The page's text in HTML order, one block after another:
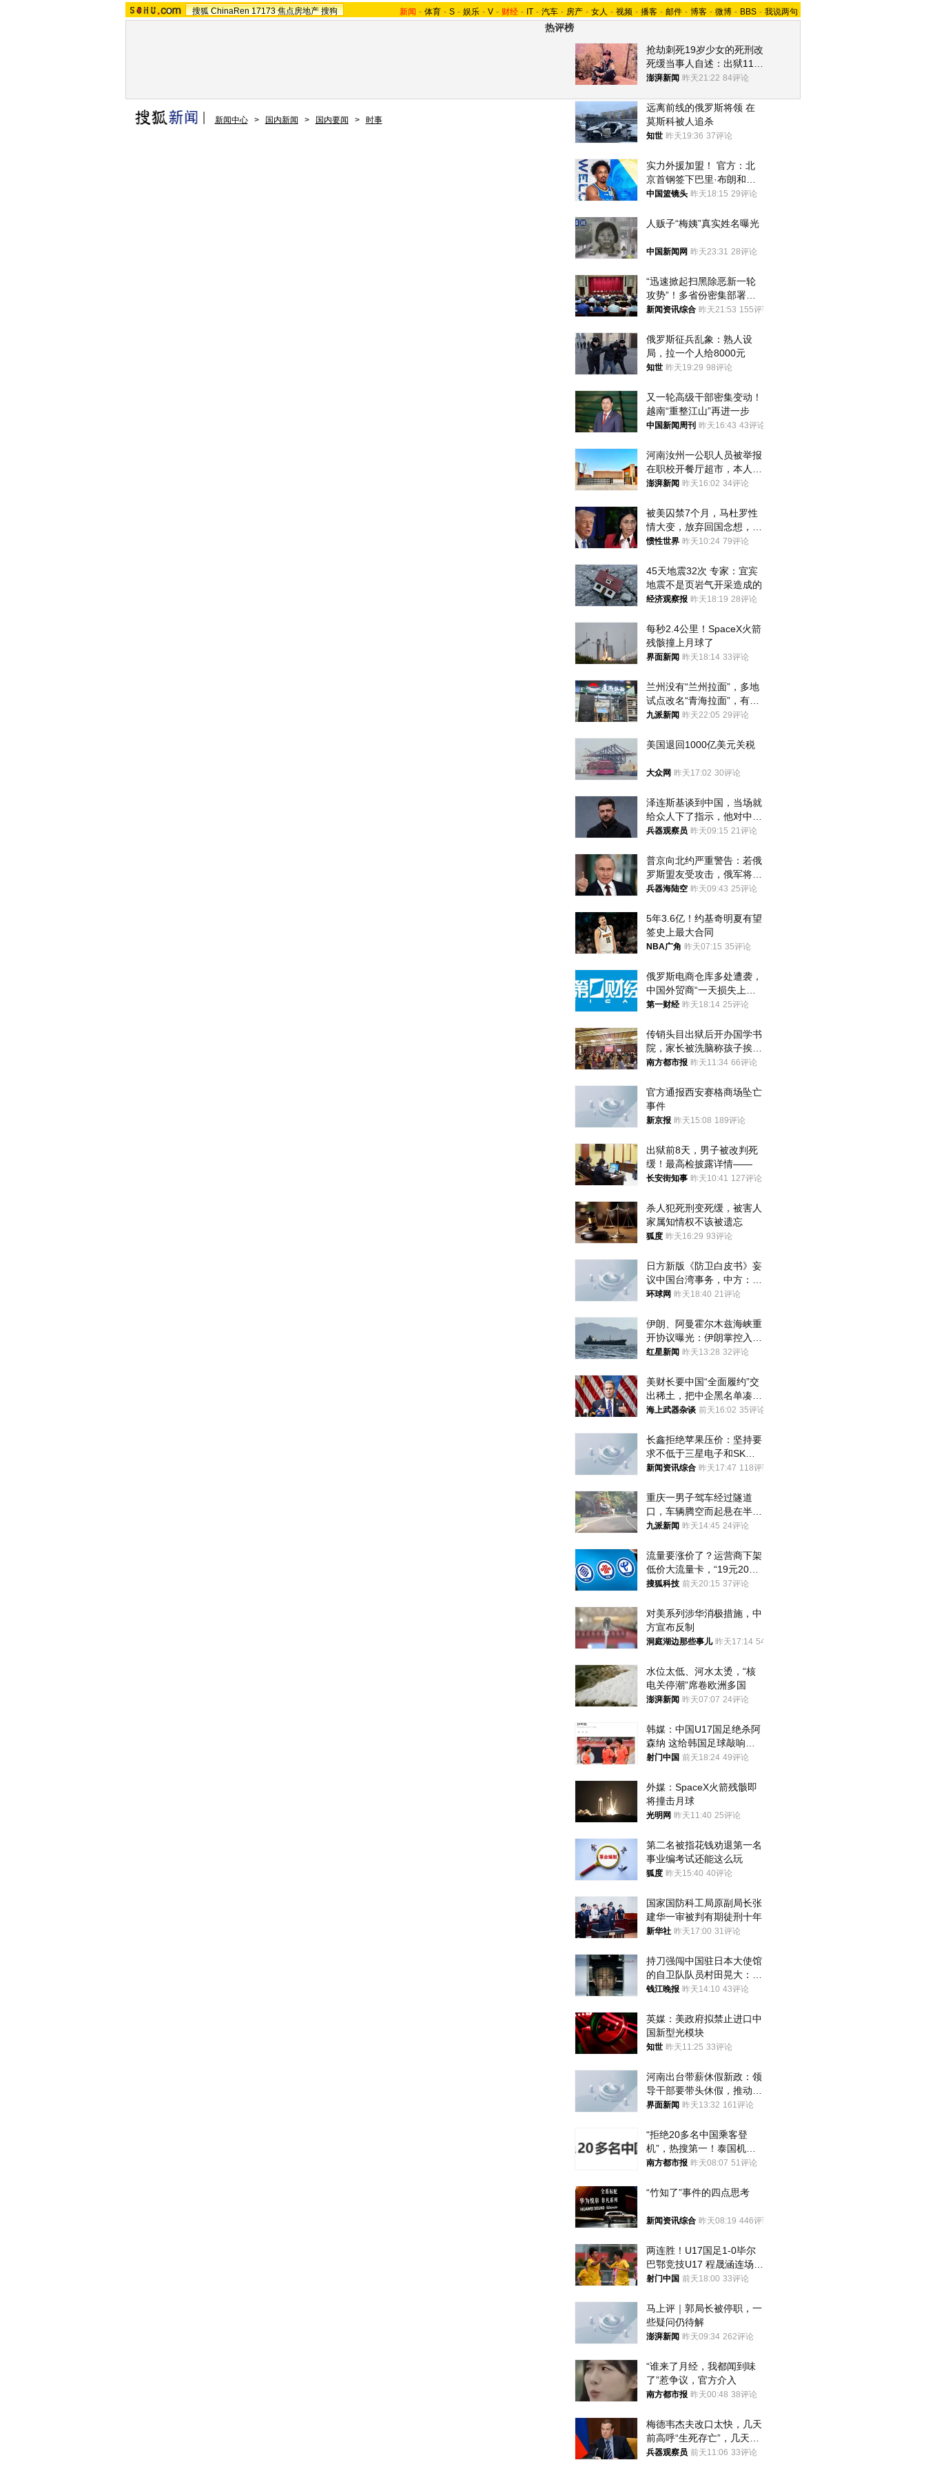
搜狐 ChinaRen 17173 焦点房地产 搜狗 新闻 - 体育 - S - 娱乐 - V - 财经 - IT - 汽车 - 房产 - 女人 - 视频 - 播客 - 邮件 - 博客 - 微博 - BBS - 我说两句
热评榜
抢劫刺死19岁少女的死刑改
死缓当事人自述：出狱11年
间始终刻意躲避被害人家属
澎湃新闻 昨天21:22 84评论
远离前线的俄罗斯将领 在
莫斯科被人追杀
知世 昨天19:36 37评论
实力外援加盟！ 官方：北
京首钢签下巴里·布朗和桑
普森
中国篮镜头 昨天18:15 29评论
人贩子“梅姨”真实姓名曝光
中国新闻网 昨天23:31 28评论
“迅速掀起扫黑除恶新一轮
攻势”！多省份密集部署，
公布举报方式
新闻资讯综合 昨天21:53 155评论
俄罗斯征兵乱象：熟人设
局，拉一个人给8000元
知世 昨天19:29 98评论
又一轮高级干部密集变动！
越南“重整江山”再进一步
中国新闻周刊 昨天16:43 43评论
河南汝州一公职人员被举报
在职校开餐厅超市，本人回
应称“是给别人帮忙”
澎湃新闻 昨天16:02 34评论
被美囚禁7个月，马杜罗性
情大变，放弃回国念想，最
后嘱托已公开
惯性世界 昨天10:24 79评论
45天地震32次 专家：宜宾
地震不是页岩气开采造成的
经济观察报 昨天18:19 28评论
每秒2.4公里！SpaceX火箭
残骸撞上月球了
界面新闻 昨天18:14 33评论
兰州没有“兰州拉面”，多地
试点改名“青海拉面”，有商
家改名已两年
九派新闻 昨天22:05 29评论
美国退回1000亿美元关税
大众网 昨天17:02 30评论
泽连斯基谈到中国，当场就
给众人下了指示，他对中国
和中乌关系，显然又有了新
兵器观察员 昨天09:15 21评论
普京向北约严重警告：若俄
罗斯盟友受攻击，俄军将动
用核武器保护
兵器海陆空 昨天09:43 25评论
5年3.6亿！约基奇明夏有望
签史上最大合同
NBA广角 昨天07:15 35评论
俄罗斯电商仓库多处遭袭，
中国外贸商“一天损失上
万”紧急清仓
第一财经 昨天18:14 25评论
传销头目出狱后开办国学书
院，家长被洗脑称孩子挨打
才有效果
南方都市报 昨天11:34 66评论
官方通报西安赛格商场坠亡
事件
新京报 昨天15:08 189评论
出狱前8天，男子被改判死
缓！最高检披露详情——
长安街知事 昨天10:41 127评论
杀人犯死刑变死缓，被害人
家属知情权不该被遗忘
狐度 昨天16:29 93评论
日方新版《防卫白皮书》妄
议中国台湾事务，中方：强
烈不满、坚决反对，已向日
环球网 昨天18:40 21评论
伊朗、阿曼霍尔木兹海峡重
开协议曝光：伊朗掌控入湾
航道，与阿曼平分“服务费”
红星新闻 昨天13:28 32评论
美财长要中国“全面履约”交
出稀土，把中企黑名单凑到
187家，中方做最坏打算
海上武器杂谈 前天16:02 35评论
长鑫拒绝苹果压价：坚持要
求不低于三星电子和SK海
力士
新闻资讯综合 昨天17:47 118评论
重庆一男子驾车经过隧道
口，车辆腾空而起悬在半
空，消防： 2人已送医，正
九派新闻 昨天14:45 24评论
流量要涨价了？运营商下架
低价大流量卡，“19元200
G”成为历史
搜狐科技 前天20:15 37评论
对美系列涉华消极措施，中
方宣布反制
洞庭湖边那些事儿 昨天17:14 54评论
水位太低、河水太烫，“核
电关停潮”席卷欧洲多国
澎湃新闻 昨天07:07 24评论
韩媒：中国U17国足绝杀阿
森纳 这给韩国足球敲响了
警钟
射门中国 前天18:24 49评论
外媒：SpaceX火箭残骸即
将撞击月球
光明网 昨天11:40 25评论
第二名被指花钱劝退第一名
事业编考试还能这么玩
狐度 昨天15:40 40评论
国家国防科工局原副局长张
建华一审被判有期徒刑十年
新华社 昨天17:00 31评论
持刀强闯中国驻日本大使馆
的自卫队队员村田晃大：对
自己的行为深感后悔；曾申
钱江晚报 昨天14:10 43评论
英媒：美政府拟禁止进口中
国新型光模块
知世 昨天11:25 33评论
河南出台带薪休假新政：领
导干部要带头休假，推动全
员应休尽休、休满休足
界面新闻 昨天13:32 161评论
“拒绝20多名中国乘客登
机”，热搜第一！泰国机场
方道歉
南方都市报 昨天08:07 51评论
“竹知了”事件的四点思考
新闻资讯综合 昨天08:19 446评论
两连胜！U17国足1-0毕尔
巴鄂竞技U17 程晟涵连场破
门
射门中国 前天18:00 33评论
马上评｜郭局长被停职，一
些疑问仍待解
澎湃新闻 昨天09:34 262评论
“谁来了月经，我都闻到味
了”惹争议，官方介入
南方都市报 昨天00:48 38评论
梅德韦杰夫改口太快，几天
前高呼“生死存亡”，几天后
又换了一个说法
兵器观察员 前天11:06 33评论
新闻中心 > 国内新闻 > 国内要闻 > 时事